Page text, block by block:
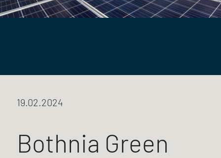
19.02.2024
Bothnia Green